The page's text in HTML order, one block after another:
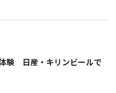
験 日産・キリンビールで